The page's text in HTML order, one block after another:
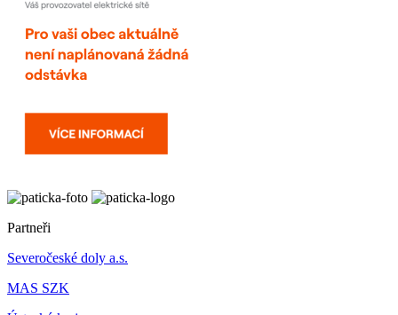
Partneři
Severočeské doly a.s.
MAS SZK